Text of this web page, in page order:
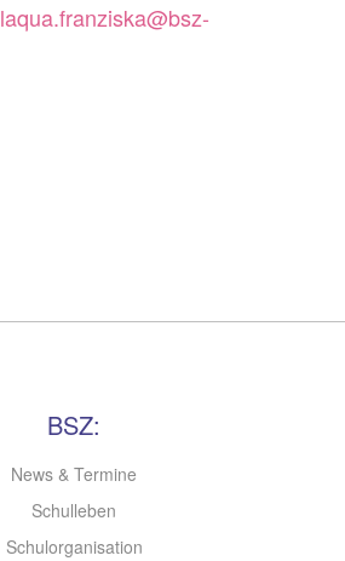
laqua.franziska@bsz-
BSZ:
News & Termine
Schulleben
Schulorganisation